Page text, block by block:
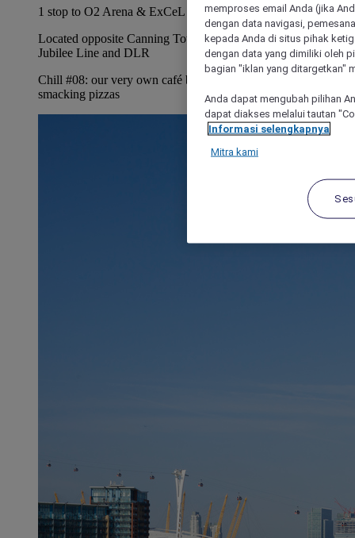
1 stop to O2 Arena & ExCeL Exhibition Centre
Located opposite Canning Town Underground station for the
Jubilee Line and DLR
Chill #08: our very own café bar with artisan coffees and lip-
smacking pizzas
memproses email Anda (jika
dengan data navigasi,
kepada Anda di situs pihak
dengan data yang dimiliki oleh
bagian "iklan yang ditargetkan"
Anda dapat mengubah pilihan
dapat diakses melalui tautan
Informasi selengkapnya
Mitra kami